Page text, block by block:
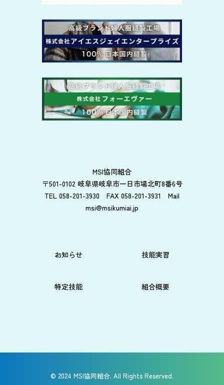
MSI協同組合
〒501-0102 岐阜県岐阜市一日市場北町8番6号
TEL 058-201-3930 FAX 058-201-3931 Mail
msi@msikumiai.jp
お知らせ 技能実習
特定技能 組合概要
©︎ 2024 MSI協同組合. All Rights Reserved.